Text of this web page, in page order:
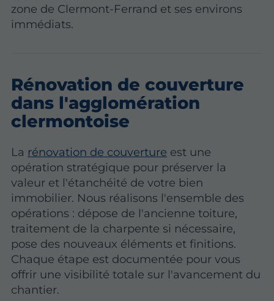
zone de Clermont-Ferrand et ses environs
immédiats.
Rénovation de couverture
dans l'agglomération
clermontoise
La rénovation de couverture est une
opération stratégique pour préserver la
valeur et l'étanchéité de votre bien
immobilier. Nous réalisons l'ensemble des
opérations : dépose de l'ancienne toiture,
traitement de la charpente si nécessaire,
pose des nouveaux éléments et finitions.
Chaque étape est documentée pour vous
offrir une visibilité totale sur l'avancement du
chantier.